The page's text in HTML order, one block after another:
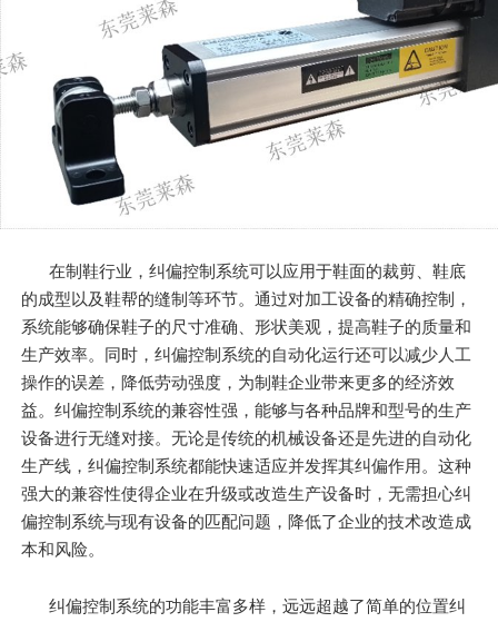
在制鞋行业，纠偏控制系统可以应用于鞋面的裁剪、鞋底
的成型以及鞋帮的缝制等环节。通过对加工设备的精确控制，
系统能够确保鞋子的尺寸准确、形状美观，提高鞋子的质量和
生产效率。同时，纠偏控制系统的自动化运行还可以减少人工
操作的误差，降低劳动强度，为制鞋企业带来更多的经济效
益。纠偏控制系统的兼容性强，能够与各种品牌和型号的生产
设备进行无缝对接。无论是传统的机械设备还是先进的自动化
生产线，纠偏控制系统都能快速适应并发挥其纠偏作用。这种
强大的兼容性使得企业在升级或改造生产设备时，无需担心纠
偏控制系统与现有设备的匹配问题，降低了企业的技术改造成
本和风险。
纠偏控制系统的功能丰富多样，远远超越了简单的位置纠